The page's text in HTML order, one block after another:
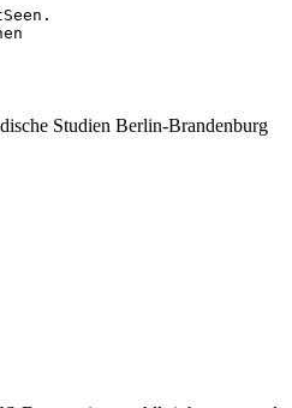
Studien Berlin-Brandenburg